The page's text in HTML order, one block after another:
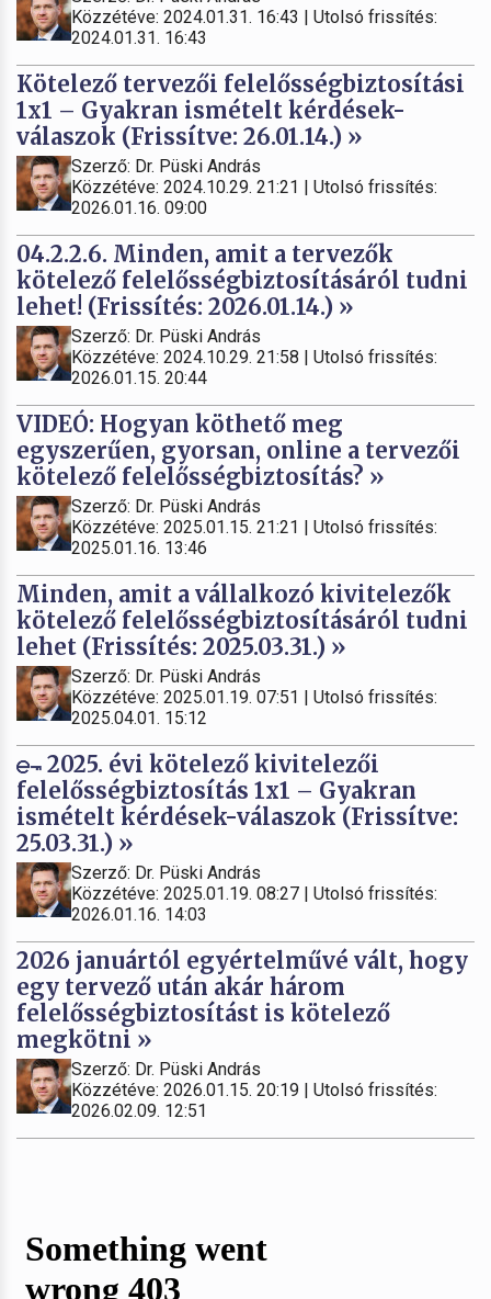
Közzétéve: 2024.01.31. 16:43 | Utolsó frissítés:
2024.01.31. 16:43
Kötelező tervezői felelősségbiztosítási
1x1 – Gyakran ismételt kérdések-
válaszok (Frissítve: 26.01.14.) »
Szerző: Dr. Püski András
Közzétéve: 2024.10.29. 21:21 | Utolsó frissítés:
2026.01.16. 09:00
04.2.2.6. Minden, amit a tervezők
kötelező felelősségbiztosításáról tudni
lehet! (Frissítés: 2026.01.14.) »
Szerző: Dr. Püski András
Közzétéve: 2024.10.29. 21:58 | Utolsó frissítés:
2026.01.15. 20:44
VIDEÓ: Hogyan köthető meg
egyszerűen, gyorsan, online a tervezői
kötelező felelősségbiztosítás? »
Szerző: Dr. Püski András
Közzétéve: 2025.01.15. 21:21 | Utolsó frissítés:
2025.01.16. 13:46
Minden, amit a vállalkozó kivitelezők
kötelező felelősségbiztosításáról tudni
lehet (Frissítés: 2025.03.31.) »
Szerző: Dr. Püski András
Közzétéve: 2025.01.19. 07:51 | Utolsó frissítés:
2025.04.01. 15:12
2025. évi kötelező kivitelezői
felelősségbiztosítás 1x1 – Gyakran
ismételt kérdések-válaszok (Frissítve:
25.03.31.) »
Szerző: Dr. Püski András
Közzétéve: 2025.01.19. 08:27 | Utolsó frissítés:
2026.01.16. 14:03
2026 januártól egyértelművé vált, hogy
egy tervező után akár három
felelősségbiztosítást is kötelező
megkötni »
Szerző: Dr. Püski András
Közzétéve: 2026.01.15. 20:19 | Utolsó frissítés:
2026.02.09. 12:51